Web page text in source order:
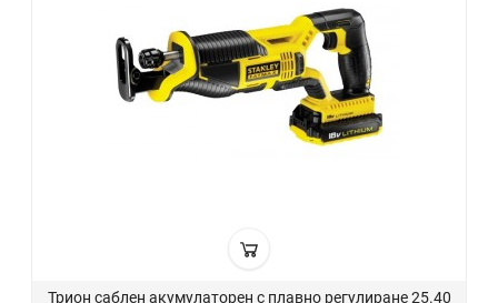
Трион саблен акумулаторен с плавно регулиране 25.40